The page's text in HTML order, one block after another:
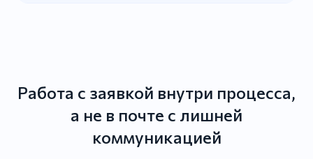
Работа с заявкой внутри процесса,
а не в почте с лишней
коммуникацией